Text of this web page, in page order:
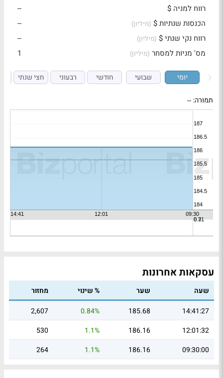
רווח למניה $
--
הכנסות שנתיות $ (מיליון)
--
רווח נקי שנתי $ (מיליון)
--
מס' מניות למסחר (מיליון) 1
יומי שבועי חודשי רבעוני חצי שנתי
תמורה: --
עסקאות אחרונות
שעה שער % שינוי
מחזור
14:41:27
185.68
0.84%
2,607
12:01:32
186.16
1.1%
530
09:30:00
186.16
1.1%
264